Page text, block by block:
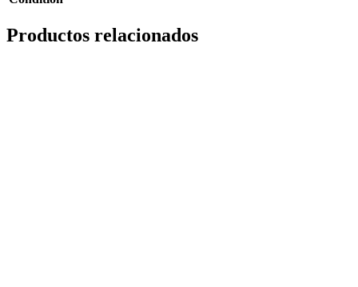
Productos relacionados